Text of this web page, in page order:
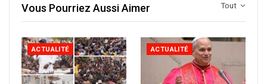
Tout
Vous Pourriez Aussi Aimer
ACTUALITÉ ACTUALITÉ